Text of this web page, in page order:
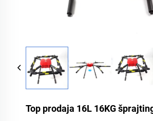
Top prodaja 16L 16KG